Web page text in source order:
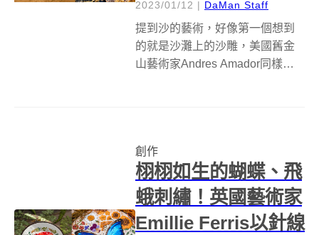
2023/01/12 | DaMan Staff
提到沙的藝術，好像第一個想到
的就是沙灘上的沙雕，美國舊金
山藝術家Andres Amador同樣喜
的神秘圖騰，有時配合沙灘上原
本的...
創作
栩栩如生的蝴蝶、飛
蛾刺繡！英國藝術家
Emillie Ferris以針線